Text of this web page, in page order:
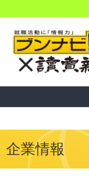
企業情報